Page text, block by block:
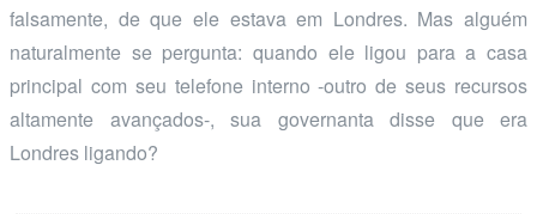
falsamente, de que ele estava em Londres. Mas alguém
naturalmente se pergunta: quando ele ligou para a casa
principal com seu telefone interno -outro de seus recursos
altamente avançados-, sua governanta disse que era
Londres ligando?